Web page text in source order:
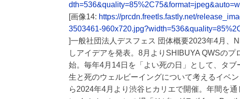
[画像14: https://prcdn.freetls.fastly.net/
3503461-
]一般社団法人デスフェス 団体概要2023年4月、
しアイデアを発表。8月よりSHIBUYA QWSの
始。毎年4月14日を「よい死の日」として、タブ
生と死のウェルビーイングについて考えるイベ
ら2024年4月より渋谷ヒカリエで開催。年間を